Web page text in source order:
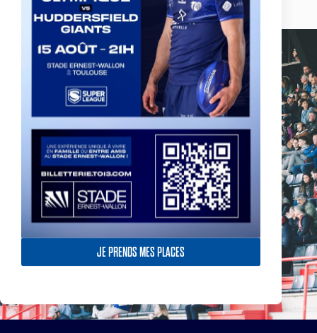
JE PRENDS MES PLACES
Actualités, nouveautés,
billetterie, remises
exceptionnelles dans la
boutique officielles & chez
nos partenaires… Inscrivez-
vous maintenant
SOUSCRIRE